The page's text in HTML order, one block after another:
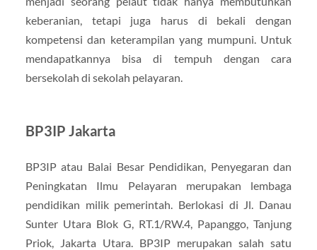
keberanian, tetapi juga harus di bekali dengan
kompetensi dan keterampilan yang mumpuni. Untuk
mendapatkannya bisa di tempuh dengan cara
bersekolah di sekolah pelayaran.
BP3IP Jakarta
BP3IP atau Balai Besar Pendidikan, Penyegaran dan
Peningkatan Ilmu Pelayaran merupakan lembaga
pendidikan milik pemerintah. Berlokasi di Jl. Danau
Sunter Utara Blok G, RT.1/RW.4, Papanggo, Tanjung
Priok, Jakarta Utara. BP3IP merupakan salah satu